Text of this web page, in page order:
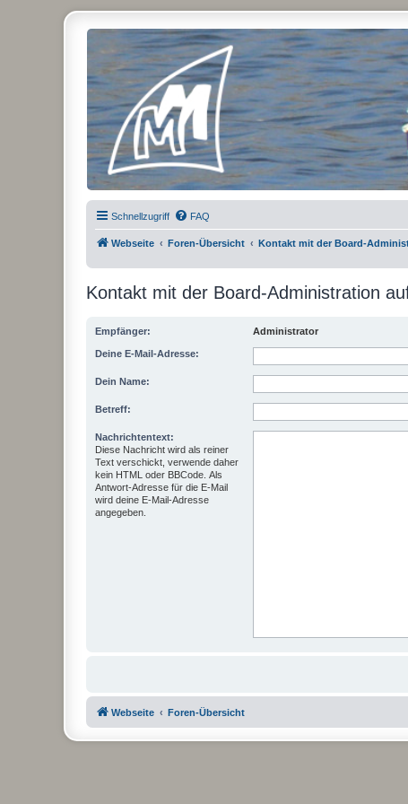
Micro Magic Forum Deutschland
Schnellzugriff FAQ
Webseite Foren-Übersicht Kontakt mit der Board-
Kontakt mit der Board-Administration
Empfänger: Administrator
Deine E-Mail-Adresse:
Dein Name:
Betreff:
Nachrichtentext:
Diese Nachricht wird als reiner
Text verschickt, verwende daher
kein HTML oder BBCode. Als
Antwort-Adresse für die E-Mail
wird deine E-Mail-Adresse
angegeben.
Webseite Foren-Übersicht